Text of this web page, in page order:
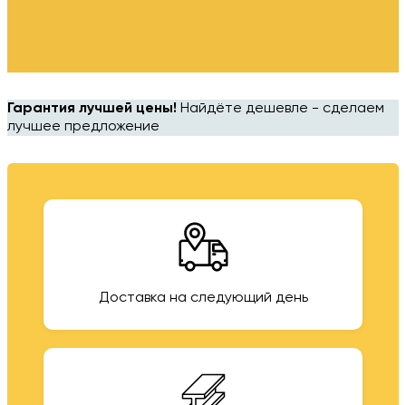
Гарантия лучшей цены! Найдёте дешевле - сделаем
лучшее предложение
Доставка на следующий день